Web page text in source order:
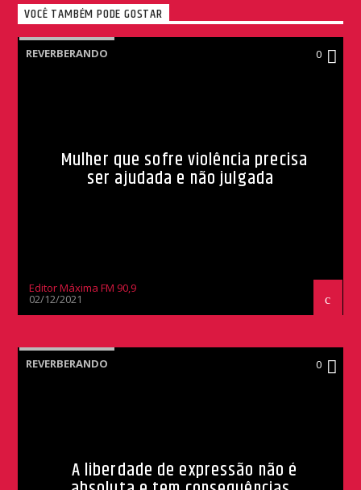
VOCÊ TAMBÉM PODE GOSTAR
REVERBERANDO 0
Mulher que sofre violência precisa
ser ajudada e não julgada
Editor Máxima FM 90,9
02/12/2021
REVERBERANDO 0
A liberdade de expressão não é